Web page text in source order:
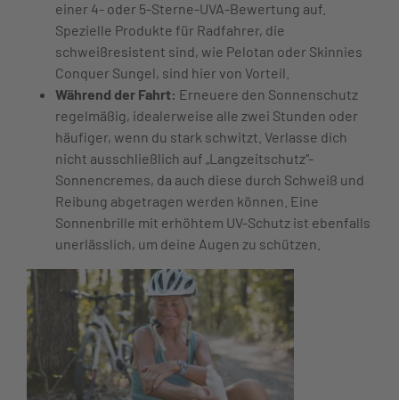
einer 4- oder 5-Sterne-UVA-Bewertung auf.
Spezielle Produkte für Radfahrer, die
schweißresistent sind, wie Pelotan oder Skinnies
Conquer Sungel, sind hier von Vorteil.
Während der Fahrt: Erneuere den Sonnenschutz
regelmäßig, idealerweise alle zwei Stunden oder
häufiger, wenn du stark schwitzt. Verlasse dich
nicht ausschließlich auf „Langzeitschutz“-
Sonnencremes, da auch diese durch Schweiß und
Reibung abgetragen werden können. Eine
Sonnenbrille mit erhöhtem UV-Schutz ist ebenfalls
unerlässlich, um deine Augen zu schützen.